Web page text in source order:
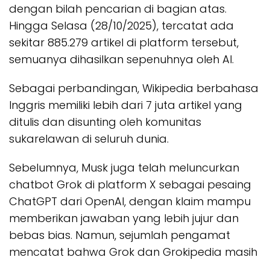
dengan bilah pencarian di bagian atas.
Hingga Selasa (28/10/2025), tercatat ada
sekitar 885.279 artikel di platform tersebut,
semuanya dihasilkan sepenuhnya oleh AI.
Sebagai perbandingan, Wikipedia berbahasa
Inggris memiliki lebih dari 7 juta artikel yang
ditulis dan disunting oleh komunitas
sukarelawan di seluruh dunia.
Sebelumnya, Musk juga telah meluncurkan
chatbot Grok di platform X sebagai pesaing
ChatGPT dari OpenAI, dengan klaim mampu
memberikan jawaban yang lebih jujur dan
bebas bias. Namun, sejumlah pengamat
mencatat bahwa Grok dan Grokipedia masih